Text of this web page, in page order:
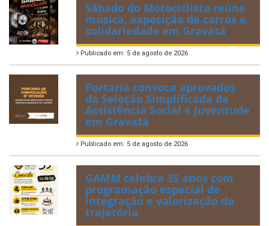
Sábado do Motociclista reúne
música, exposição de carros e
solidariedade em Gravatá
Publicado em: 5 de agosto de 2026
Portaria convoca aprovados
da Seleção Simplificada da
Assistência Social e Juventude
em Gravatá
Publicado em: 5 de agosto de 2026
GAMM celebra 35 anos com
programação especial de
integração e valorização da
trajetória